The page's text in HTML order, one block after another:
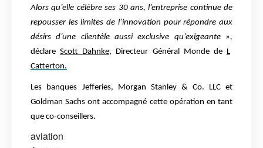
Alors qu’elle célèbre ses 30 ans, l’entreprise continue de
repousser les limites de l’innovation pour répondre aux
désirs d’une clientèle aussi exclusive qu’exigeante »,
déclareScott Dahnke, Directeur Général Monde de L
Catterton.
Les banques Jefferies, Morgan Stanley & Co. LLC et
Goldman Sachs ont accompagné cette opération en tant
que co-conseillers.
aviation